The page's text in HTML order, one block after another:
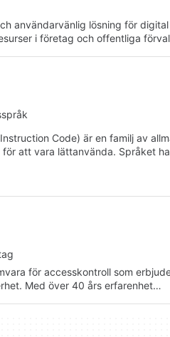
användarvänlig lösning för
i företag och offentliga
Code) är en familj av
att vara lättanvända. Språket
för accesskontroll som
Med över 40 års erfarenhet…